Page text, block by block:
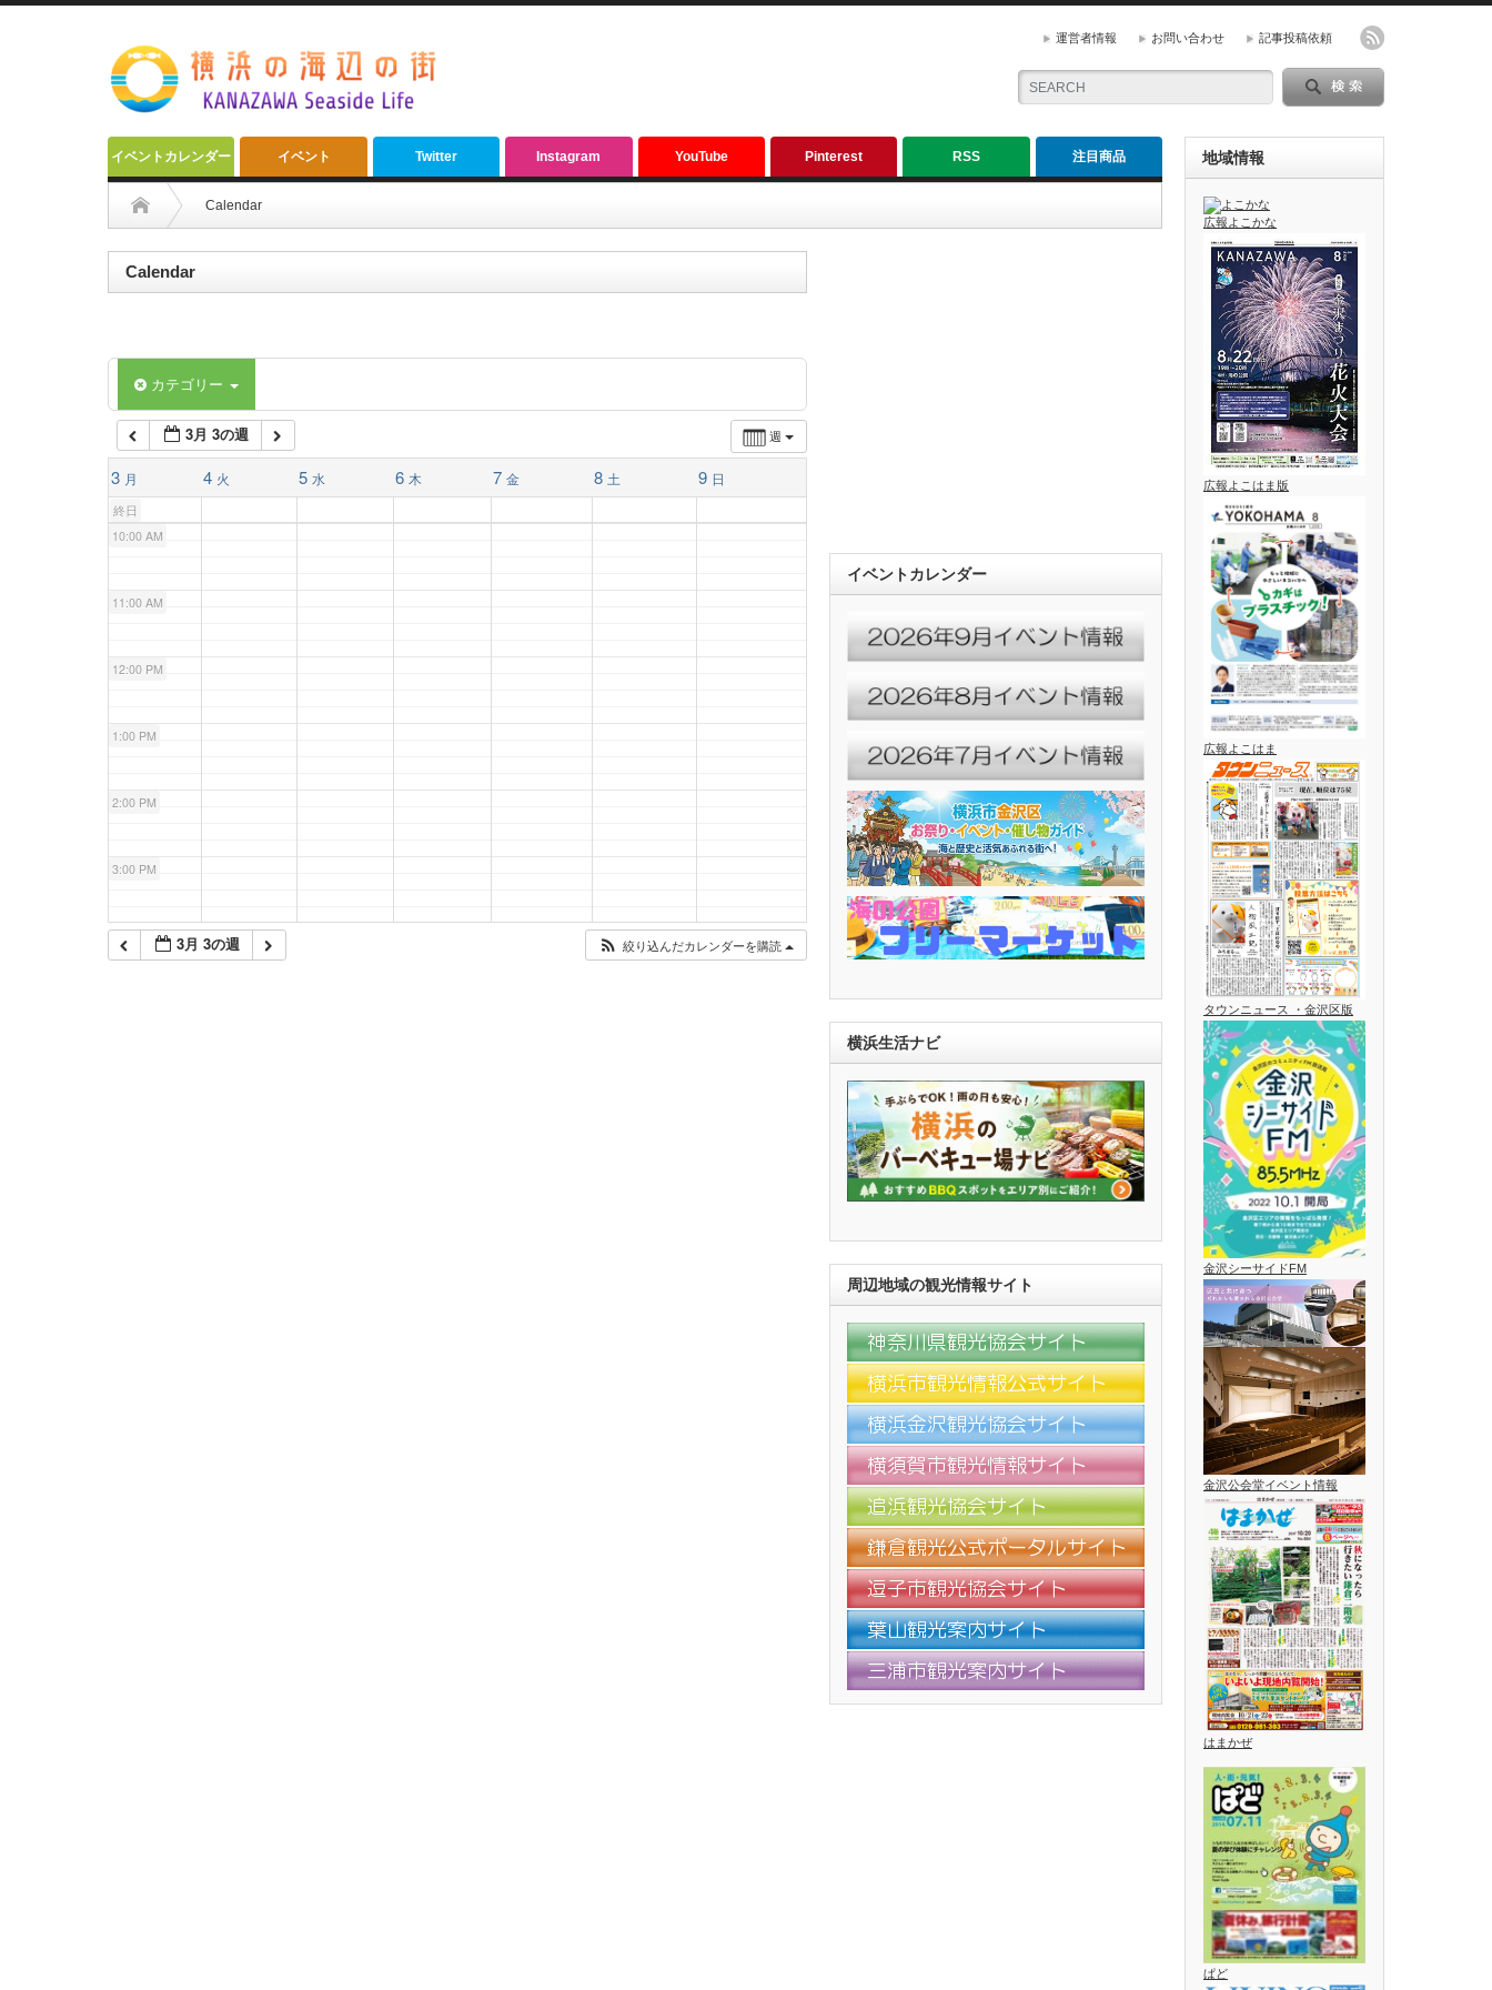
運営者情報 お問い合わせ 記事投稿依頼
イベントカレンダー イベント Twitter Instagram YouTube Pinterest RSS 注目商品
Calendar
Calendar
カテゴリー
週
3月 3の週
3 月 4 火 5 水 6 木 7 金 8 土 9 日
終日
3:00 AM
4:00 AM
5:00 AM
6:00 AM
9:00 AM
10:00 AM
11:00 AM
12:00 PM
1:00 PM
2:00 PM
3:00 PM
4:00 PM 3月 3の週 絞り込んだカレンダーを購読
イベントカレンダー
横浜生活ナビ
周辺地域の観光情報サイト
地域情報
広報よこかな
広報よこはま版
広報よこはま
タウンニュース ・金沢区版
金沢シーサイドFM
金沢公会堂イベント情報
はまかぜ
ぱど